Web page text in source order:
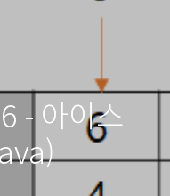
- 아이스